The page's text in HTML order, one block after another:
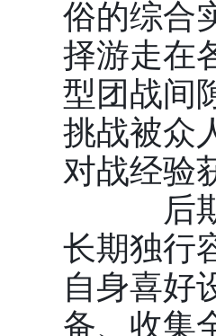
俗的综合
择游走在
型团战间
挑战被众
对战经验
后期散
长期独行
自身喜好
备、收集